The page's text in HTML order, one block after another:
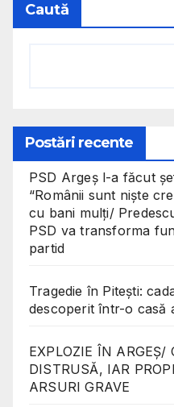
Caută
Postări recente
PSD Argeș l-a făcut
“Românii sunt niște
cu bani mulți/
PSD va transforma
partid
Tragedie în Pitești:
descoperit într-o casă
EXPLOZIE ÎN ARGEȘ/
DISTRUSĂ, IAR
ARSURI GRAVE